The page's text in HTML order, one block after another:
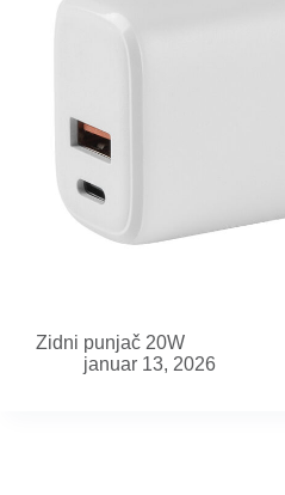
Zidni punjač 20W
januar 13, 2026